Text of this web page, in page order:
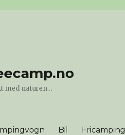
med naturen…
Bil Fricamping